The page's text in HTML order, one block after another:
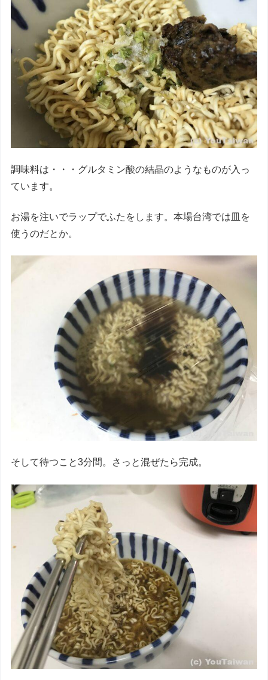
調味料は・・・グルタミン酸の結晶のようなものが入っ
ています。
お湯を注いでラップでふたをします。本場台湾では皿を
使うのだとか。
そして待つこと3分間。さっと混ぜたら完成。